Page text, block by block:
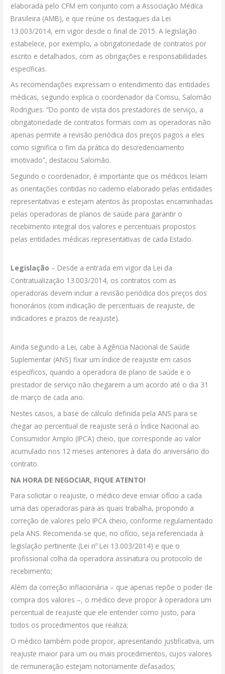
elaborada pelo CFM em conjunto com a Associação Médica
Brasileira (AMB), e que reúne os destaques da Lei
13.003/2014, em vigor desde o final de 2015. A legislação
estabelece, por exemplo, a obrigatoriedade de contratos por
escrito e detalhados, com as obrigações e responsabilidades
específicas.
As recomendações expressam o entendimento das entidades
médicas, segundo explica o coordenador da Comsu, Salomão
Rodrigues. “Do ponto de vista dos prestadores de serviço, a
obrigatoriedade de contratos formais com as operadoras não
apenas permite a revisão periódica dos preços pagos a eles
como significa o fim da prática do descredenciamento
imotivado”, destacou Salomão.
Segundo o coordenador, é importante que os médicos leiam
as orientações contidas no caderno elaborado pelas entidades
representativas e estejam atentos às propostas encaminhadas
pelas operadoras de planos de saúde para garantir o
recebimento integral dos valores e percentuais propostos
pelas entidades médicas representativas de cada Estado.
Legislação – Desde a entrada em vigor da Lei da
Contratualização 13.003/2014, os contratos com as
operadoras devem incluir a revisão periódica dos preços dos
honorários (com indicação de percentuais de reajuste, de
indicadores e prazos de reajuste).
Ainda segundo a Lei, cabe à Agência Nacional de Saúde
Suplementar (ANS) fixar um índice de reajuste em casos
específicos, quando a operadora de plano de saúde e o
prestador de serviço não chegarem a um acordo até o dia 31
de março de cada ano.
Nestes casos, a base de cálculo definida pela ANS para se
chegar ao percentual de reajuste será o Índice Nacional ao
Consumidor Amplo (IPCA) cheio, que corresponde ao valor
acumulado nos 12 meses anteriores à data do aniversário do
contrato.
NA HORA DE NEGOCIAR, FIQUE ATENTO!
Para solicitar o reajuste, o médico deve enviar ofício a cada
uma das operadoras para as quais trabalha, propondo a
correção de valores pelo IPCA cheio, conforme regulamentado
pela ANS. Recomenda-se que, no ofício, seja referenciada à
legislação pertinente (Lei nº Lei 13.003/2014) e que o
profissional colha da operadora assinatura ou protocolo de
recebimento;
Além da correção inflacionária – que apenas repõe o poder de
compra dos valores –, o médico deve propor à operadora um
percentual de reajuste que ele entender como justo, para
todos os procedimentos que realiza;
O médico também pode propor, apresentando justificativa, um
reajuste maior para um ou mais procedimentos, cujos valores
de remuneração estejam notoriamente defasados;